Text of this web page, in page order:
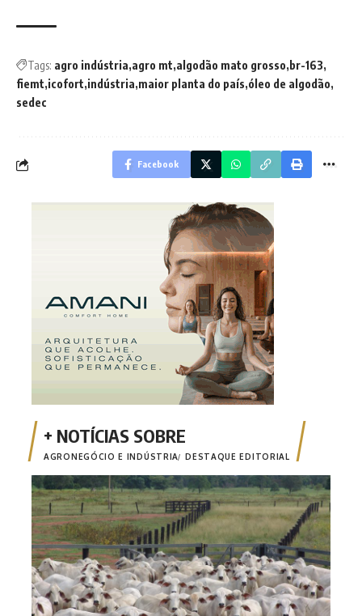
Tags: agro indústria agro mt algodão mato grosso br-163
fiemt icofort indústria maior planta do país óleo de algodão
sedec
Facebook
AGRONEGÓCIO E INDÚSTRIA DESTAQUE EDITORIAL